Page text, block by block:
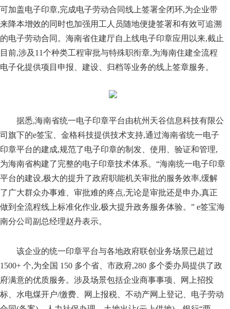
可加盖电子印章,完成电子劳动合同线上签署全闭环,为企业带
来降本增效的同时也加强用工人员随地便捷签署和有效可追溯
的电子劳动合同。海南省住建厅自上线电子印章应用以来,截止
目前,涉及11个种类工程审批与特殊职衔章,为海南住建全流程
电子化提供项目申报、建设、归档等业务的线上签章服务。
据悉,海南省统一电子印章平台由杭州天谷信息科技有限公
司旗下的e签宝、金格科技提供技术支持,通过海南省统一电子
印章平台的建成,规范了电子印章的制发、使用、验证和管理,
为海南省构建了完整的电子印章技术体系。“海南统一电子印章
平台的建设,极大的提升了政府职能机关审批的服务效率,缓解
了广大群众办事难、审批难的疼点,无论是审批还是申办,真正
做到全流程线上标准化作业,极大提升政务服务体验。” e签宝海
南分公司副总经理赵丹表示。
该企业的统一印章平台与各地政府联创业务场景已超过
1500+ 个,为全国 150 多个省、市政府,280 多个委办局提供了政
府满意的优质服务。涉及场景包括企业商事事项、网上招投
标、水电煤开户/缴费、网上报税、不动产网上登记、电子劳动